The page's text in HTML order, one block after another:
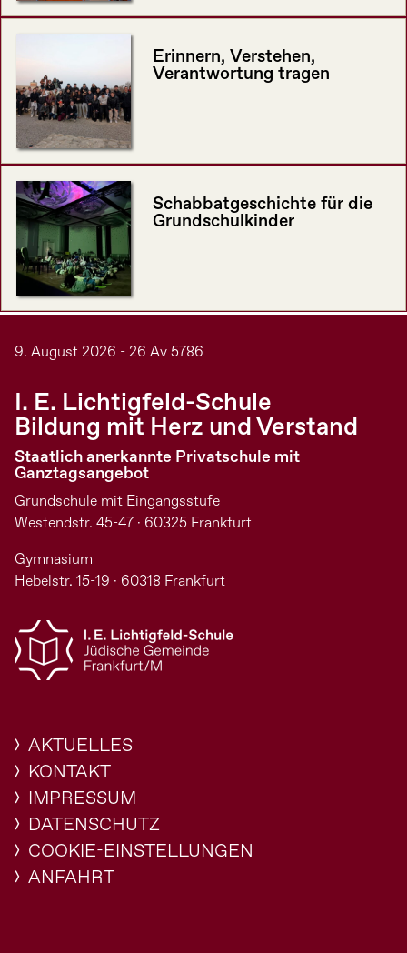
Erinnern, Verstehen,
Verantwortung tragen
Schabbatgeschichte für die
Grundschulkinder
9. August 2026 - 26 Av 5786
I. E. Lichtigfeld-Schule
Bildung mit Herz und Verstand
Staatlich anerkannte Privatschule mit
Ganztagsangebot
Grundschule mit Eingangsstufe
Westendstr. 45-47 · 60325 Frankfurt
Gymnasium
Hebelstr. 15-19 · 60318 Frankfurt
AKTUELLES
KONTAKT
IMPRESSUM
DATENSCHUTZ
COOKIE-EINSTELLUNGEN
ANFAHRT